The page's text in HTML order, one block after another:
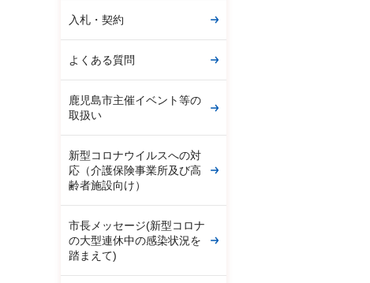
入札・契約
よくある質問
鹿児島市主催イベント等の
取扱い
新型コロナウイルスへの対
応（介護保険事業所及び高
齢者施設向け）
市長メッセージ(新型コロナ
の大型連休中の感染状況を
踏まえて)